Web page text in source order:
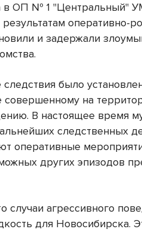
в ОП № 1 "Центральный"
оперативно-
и задержали
следствия было
совершенному на
В настоящее время
следственных
оперативные
других эпизодов
случаи агрессивного
для Новосибирска.